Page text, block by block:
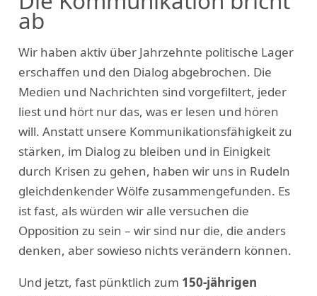
ab
Wir haben aktiv über Jahrzehnte politische Lager
erschaffen und den Dialog abgebrochen. Die
Medien und Nachrichten sind vorgefiltert, jeder
liest und hört nur das, was er lesen und hören
will. Anstatt unsere Kommunikationsfähigkeit zu
stärken, im Dialog zu bleiben und in Einigkeit
durch Krisen zu gehen, haben wir uns in Rudeln
gleichdenkender Wölfe zusammengefunden. Es
ist fast, als würden wir alle versuchen die
Opposition zu sein – wir sind nur die, die anders
denken, aber sowieso nichts verändern können.
Und jetzt, fast pünktlich zum 150-jährigen